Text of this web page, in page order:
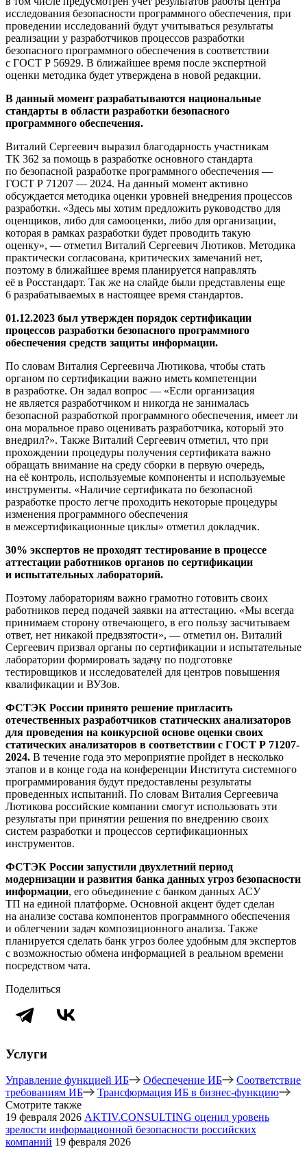
исследования безопасности программного обеспечения, при
проведении исследований будут учитываться результаты
реализации у разработчиков процессов разработки
безопасного программного обеспечения в соответствии
с ГОСТ Р 56929. В ближайшее время после экспертной
оценки методика будет утверждена в новой редакции.
В данный момент разрабатываются национальные
стандарты в области разработки безопасного
программного обеспечения.
Виталий Сергеевич выразил благодарность участникам
ТК 362 за помощь в разработке основного стандарта
по безопасной разработке программного обеспечения —
ГОСТ Р 71207 — 2024. На данный момент активно
обсуждается методика оценки уровней внедрения процессов
разработки. «Здесь мы хотим предложить руководство для
оценщиков, либо для самооценки, либо для организации,
которая в рамках разработки будет проводить такую
оценку», — отметил Виталий Сергеевич Лютиков. Методика
практически согласована, критических замечаний нет,
поэтому в ближайшее время планируется направлять
её в Росстандарт. Так же на слайде были представлены еще
6 разрабатываемых в настоящее время стандартов.
01.12.2023 был утвержден порядок сертификации
процессов разработки безопасного программного
обеспечения средств защиты информации.
По словам Виталия Сергеевича Лютикова, чтобы стать
органом по сертификации важно иметь компетенции
в разработке. Он задал вопрос — «Если организация
не является разработчиком и никогда не занималась
безопасной разработкой программного обеспечения, имеет ли
она моральное право оценивать разработчика, который это
внедрил?». Также Виталий Сергеевич отметил, что при
прохождении процедуры получения сертификата важно
обращать внимание на среду сборки в первую очередь,
на её контроль, используемые компоненты и используемые
инструменты. «Наличие сертификата по безопасной
разработке просто легче проходить некоторые процедуры
изменения программного обеспечения
в межсертификационные циклы» отметил докладчик.
30% экспертов не проходят тестирование в процессе
аттестации работников органов по сертификации
и испытательных лабораторий.
Поэтому лабораториям важно грамотно готовить своих
работников перед подачей заявки на аттестацию. «Мы всегда
принимаем сторону отвечающего, в его пользу засчитываем
ответ, нет никакой предвзятости», — отметил он. Виталий
Сергеевич призвал органы по сертификации и испытательные
лаборатории формировать задачу по подготовке
тестировщиков и исследователей для центров повышения
квалификации и ВУЗов.
ФСТЭК России принято решение пригласить
отечественных разработчиков статических анализаторов
для проведения на конкурсной основе оценки своих
статических анализаторов в соответствии с ГОСТ Р 71207-
2024. В течение года это мероприятие пройдет в несколько
этапов и в конце года на конференции Института системного
программирования будут предоставлены результаты
проведенных испытаний. По словам Виталия Сергеевича
Лютикова российские компании смогут использовать эти
результаты при принятии решения по внедрению своих
систем разработки и процессов сертификационных
инструментов.
ФСТЭК России запустили двухлетний период
модернизации и развития банка данных угроз безопасности
информации, его объединение с банком данных АСУ
ТП на единой платформе. Основной акцент будет сделан
на анализе состава компонентов программного обеспечения
и облегчении задач композиционного анализа. Также
планируется сделать банк угроз более удобным для экспертов
с возможностью обмена информацией в реальном времени
посредством чата.
Поделиться
Услуги
Управление функцией ИБ Обеспечение ИБ
Соответствие
требованиям ИБ
Трансформация ИБ в бизнес-функцию
Смотрите также
19 февраля 2026 AKTIV.CONSULTING оценил уровень
зрелости информационной безопасности российских
компаний 19 февраля 2026